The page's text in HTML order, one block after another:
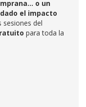
o un
dado el impacto
sesiones del
para toda la